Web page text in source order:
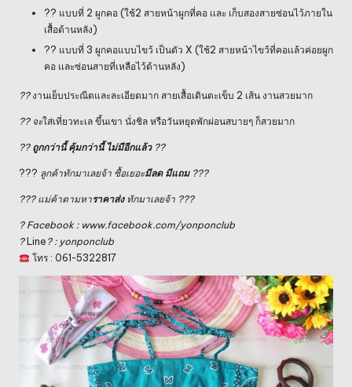
?? แบบที่ 2 ผูกคอ (ใช้2 สายหน้าผูกที่คอ เเละ เก็บสองสายซ่อนไว้ภายใน
เสื้อด้านหลัง)
?? แบบที่ 3 ผูกคอแบบไขว้ เป็นตัว X (ใช้2 สายหน้าไขว้ที่คอเเล้วค่อยผูก
คอ เเละซ่อนสายที่เหลือไว้ด้านหลัง)
?? งานเย็บประณีตและละเอียดมาก สายเสื้อเดินตะเข็บ 2 เส้น งานสวยมาก
??จะใส่เที่ยวทะเล ขึ้นเขา นั่งชิล หรือวันหยุดพักผ่อนสบายๆ ก็สวยมาก
?? ถูกกว่านี้ คุ้มกว่านี้ ไม่มีอีกแล้ว??
??? ลูกค้าทักมาเลยจ้า ซื้อเยอะมีลด มีแถม ???
??? แม่ค้าตามหาราคาส่งทักมาเลยจ้า ???
? Facebook : www.facebook.com/yonponclub
? Line ? : yonponclub
โทร : 061-5322817